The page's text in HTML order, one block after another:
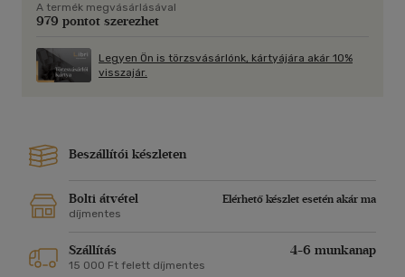
A termék megvásárlásával
979 pontot szerezhet
Legyen Ön is törzsvásárlónk, kártyájára akár 10%
visszajár.
Beszállítói készleten
Bolti átvétel
Elérhető készlet esetén akár ma
díjmentes
Szállítás 4-6 munkanap
15 000 Ft felett díjmentes